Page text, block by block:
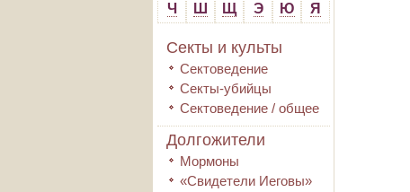
Ч
Ш Щ Э Ю Я
Секты и культы
Сектоведение
Секты-убийцы
Сектоведение / общее
Долгожители
Мормоны
«Свидетели Иеговы»